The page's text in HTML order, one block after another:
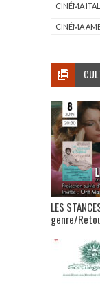
CINÉMA
CINÉMA
LES
genre/